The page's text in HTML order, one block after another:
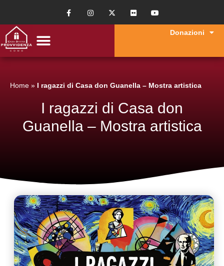
Donazioni
Home » I ragazzi di Casa don Guanella – Mostra artistica
I ragazzi di Casa don
Guanella – Mostra artistica